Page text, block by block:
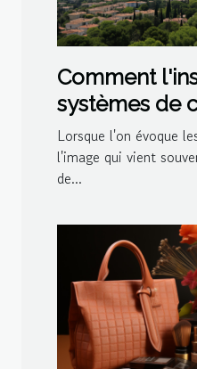
Comment
systèmes de
impacte le
immobilier
Alpes-
Lorsque l'on évoque
l'image qui vient
de...